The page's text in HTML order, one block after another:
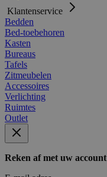
Klantenservice
Bedden
Bed-toebehoren
Kasten
Bureaus
Tafels
Zitmeubelen
Accessoires
Verlichting
Ruimtes
Outlet
Reken af met uw account